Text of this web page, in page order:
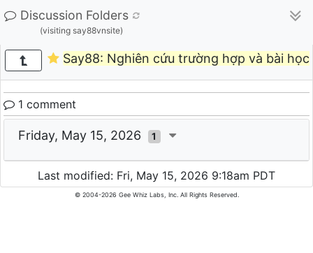
Discussion Folders
(visiting say88vnsite)
Say88: Nghiên cứu trường hợp và bài
1 comment
Friday, May 15, 2026 1
Last modified: Fri, May 15, 2026 9:18am PDT
© 2004-2026 Gee Whiz Labs, Inc. All Rights Reserved.